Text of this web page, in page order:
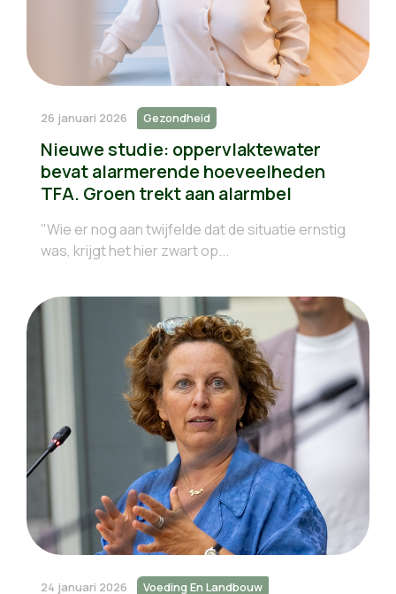
26 januari 2026 Gezondheid
Nieuwe studie: oppervlaktewater
bevat alarmerende hoeveelheden
TFA. Groen trekt aan alarmbel
"Wie er nog aan twijfelde dat de situatie ernstig
was, krijgt het hier zwart op...
24 januari 2026 Voeding En Landbouw